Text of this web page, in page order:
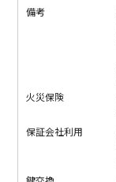
備考
火災保険
保証会社利用